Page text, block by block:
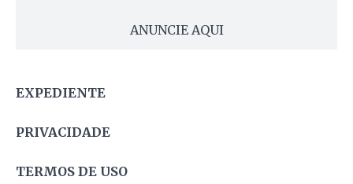
ANUNCIE AQUI
EXPEDIENTE
PRIVACIDADE
TERMOS DE USO